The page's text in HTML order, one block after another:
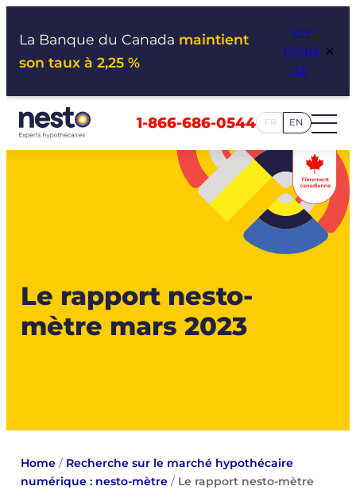
La Banque du Canada maintient
son taux à 2,25 %
Voir
l’impa
ct
×
1-866-686-0544 FR EN
Le rapport nesto-
mètre mars 2023
Home/ Recherche sur le marché hypothécaire
numérique : nesto-mètre/ Le rapport nesto-mètre